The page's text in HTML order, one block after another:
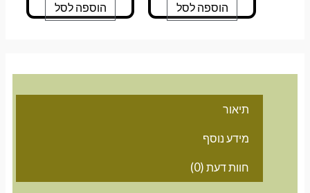
הוספה לסל הוספה לסל
תיאור
מידע נוסף
חוות דעת (0)